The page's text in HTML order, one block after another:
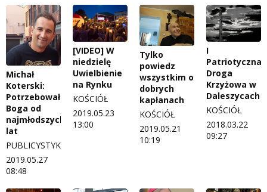
Michał
Koterski:
Potrzebowałem
Boga od
najmłodszych
lat
PUBLICYSTYKA
2019.05.27
08:48
[VIDEO] W
niedzielę
Uwielbienie
na Rynku
KOŚCIÓŁ
2019.05.23
13:00
Tylko
powiedz
wszystkim o
dobrych
kapłanach
KOŚCIÓŁ
2019.05.21
10:19
I
Patriotyczna
Droga
Krzyżowa w
Daleszycach
KOŚCIÓŁ
2018.03.22
09:27